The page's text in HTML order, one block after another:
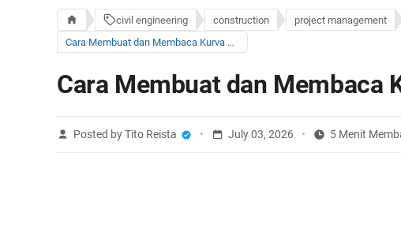
civil engineering construction project management
Cara Membuat dan Membaca Kurva S Proyek
Cara Membuat dan Membaca
Posted by Tito Reista July 03, 2026 5 Menit